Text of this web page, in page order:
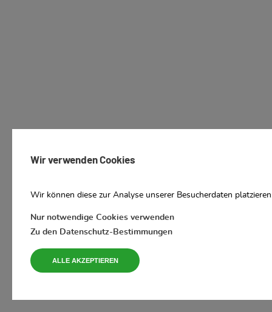
Wir verwenden Cookies
Wir können diese zur Analyse unserer Besucherdaten
Nur notwendige Cookies verwenden
Zu den Datenschutz-Bestimmungen
ALLE AKZEPTIEREN